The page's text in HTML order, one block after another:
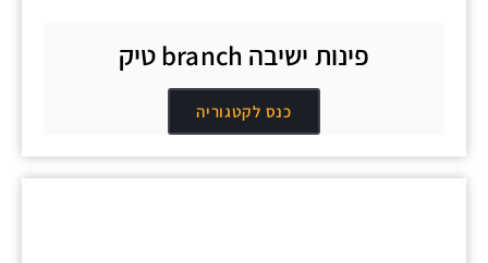
פינות ישיבה branch טיק
כנס לקטגוריה